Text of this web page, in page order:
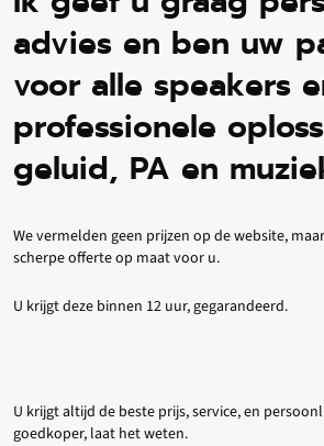
advies en ben uw
voor alle speakers
professionele
geluid, PA en
We vermelden geen prijzen op de website,
scherpe offerte op maat voor u.
U krijgt deze binnen 12 uur, gegarandeerd.
U krijgt altijd de beste prijs, service, en
goedkoper, laat het weten.